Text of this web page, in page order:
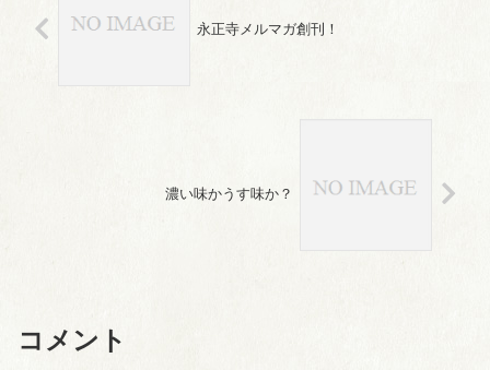
永正寺メルマガ創刊！
濃い味かうす味か？
コメント